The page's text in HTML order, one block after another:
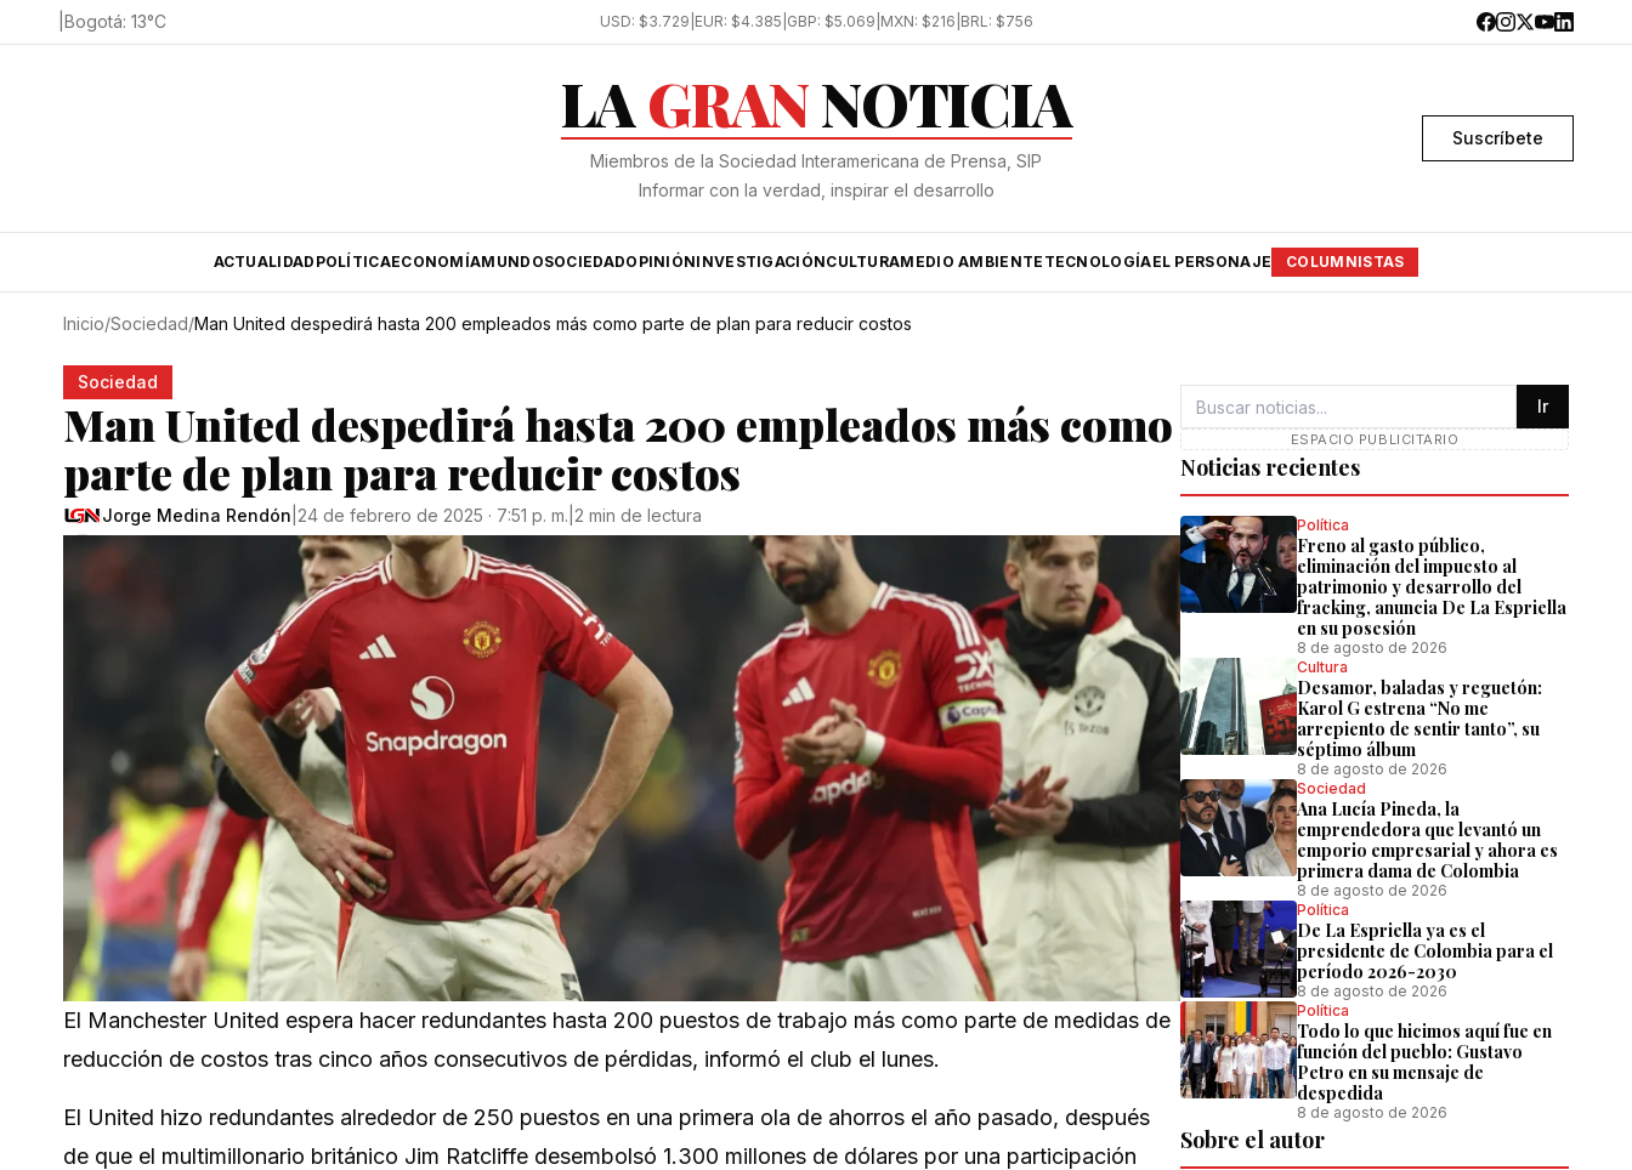
Bogotá: 13°C USD: $3.729 EUR: $4.385 GBP: $5.069 MXN: $216 BRL: $756
LAGRANNOTICIA
Miembros de la Sociedad Interamericana de Prensa, SIP
Informar con la verdad, inspirar el desarrollo
Suscríbete
ACTUALIDAD POLÍTICAECONOMÍAMUNDOSOCIEDADOPINIÓNINVESTIGACIÓNCULTURAMEDIO AMBIENTE TECNOLOGÍAEL PERSONAJE COLUMNISTAS
Inicio/Sociedad/Man United despedirá hasta 200 empleados más como parte de plan para reducir costos
Sociedad
Man United despedirá hasta 200 empleados más como
parte de plan para reducir costos
Jorge Medina Rendón 24 de febrero de 2025 · 7:51 p. m. 2 min de lectura
El Manchester United espera hacer redundantes hasta 200 puestos de trabajo más como parte de medidas de
reducción de costos tras cinco años consecutivos de pérdidas, informó el club el lunes.
El United hizo redundantes alrededor de 250 puestos en una primera ola de ahorros el año pasado, después
de que el multimillonario británico Jim Ratcliffe desembolsó 1.300 millones de dólares por una participación
Ir
ESPACIO PUBLICITARIO
Noticias recientes
Política
Freno al gasto público,
eliminación del impuesto al
patrimonio y desarrollo del
fracking, anuncia De La Espriella
en su posesión
8 de agosto de 2026
Cultura
Desamor, baladas y reguetón:
Karol G estrena “No me
arrepiento de sentir tanto”, su
séptimo álbum
8 de agosto de 2026
Sociedad
Ana Lucía Pineda, la
emprendedora que levantó un
emporio empresarial y ahora es
primera dama de Colombia
8 de agosto de 2026
Política
De La Espriella ya es el
presidente de Colombia para el
período 2026-2030
8 de agosto de 2026
Política
Todo lo que hicimos aquí fue en
función del pueblo: Gustavo
Petro en su mensaje de
despedida
8 de agosto de 2026
Sobre el autor